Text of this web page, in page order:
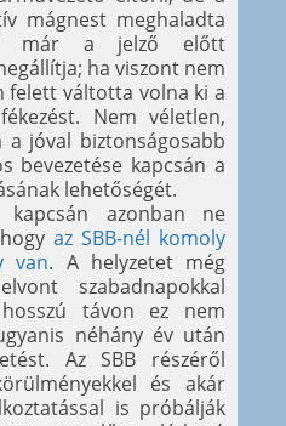
mágnest meghaladta
már a jelző előtt
ha viszont nem
felett váltotta volna ki a
Nem véletlen,
a jóval biztonságosabb
bevezetése kapcsán a
lehetőségét.
azonban ne
az SBB-nél komoly
van. A helyzetet még
szabadnapokkal
távon ez nem
néhány év után
Az SBB részéről
és akár
is próbálják